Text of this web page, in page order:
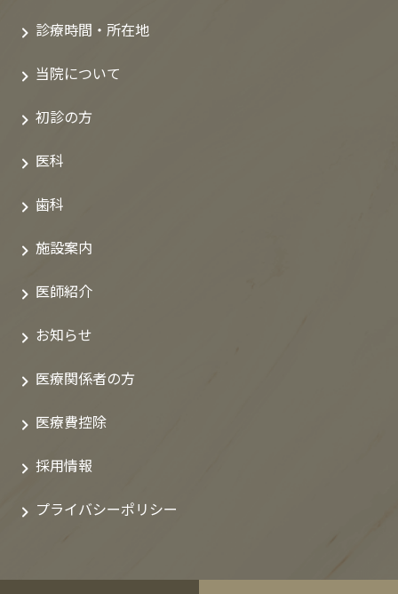
診療時間・所在地
当院について
初診の方
医科
歯科
施設案内
医師紹介
お知らせ
医療関係者の方
医療費控除
採用情報
プライバシーポリシー